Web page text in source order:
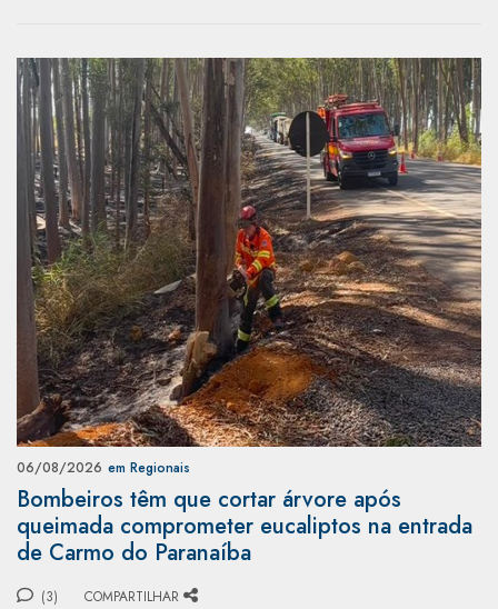
06/08/2026 em Regionais
Bombeiros têm que cortar árvore após
queimada comprometer eucaliptos na entrada
de Carmo do Paranaíba
(3) COMPARTILHAR